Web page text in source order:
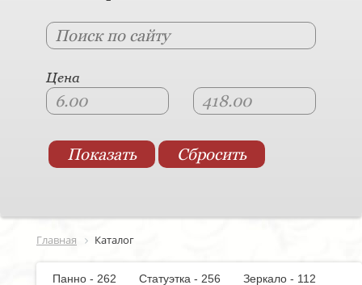
Цена
Главная Каталог
Панно - 262 Статуэтка - 256
Зеркало - 112